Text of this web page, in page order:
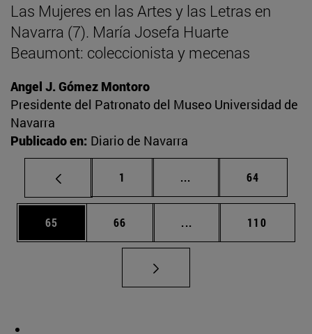
Las Mujeres en las Artes y las Letras en
Navarra (7). María Josefa Huarte
Beaumont: coleccionista y mecenas
Angel J. Gómez Montoro
Presidente del Patronato del Museo Universidad de
Navarra
Publicado en: Diario de Navarra
Página
1 ... Páginas intermedias
Página
64
Página
65 Página
66 ... Páginas intermedias
Página
110